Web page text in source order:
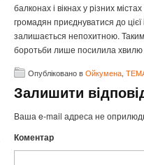
балконах і вікнах у різних
громадян приєднуватися до
залишається непохитною.
боротьби лише посилила хвилю
Опубліковано вОйкумена,
Залишити
Ваша e-mail адреса не
Коментар